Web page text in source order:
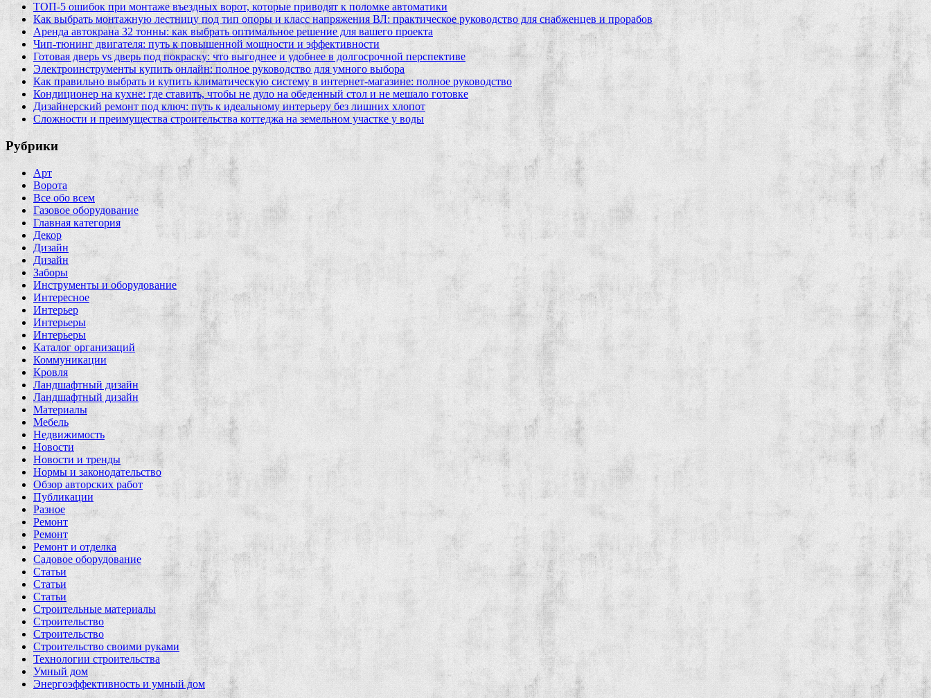
ТОП-5 ошибок при монтаже въездных ворот, которые приводят к поломке автоматики
Как выбрать монтажную лестницу под тип опоры и класс напряжения ВЛ: практическое руководство для снабженцев и прорабов
Аренда автокрана 32 тонны: как выбрать оптимальное решение для вашего проекта
Чип‑тюнинг двигателя: путь к повышенной мощности и эффективности
Готовая дверь vs дверь под покраску: что выгоднее и удобнее в долгосрочной перспективе
Электроинструменты купить онлайн: полное руководство для умного выбора
Как правильно выбрать и купить климатическую систему в интернет‑магазине: полное руководство
Кондиционер на кухне: где ставить, чтобы не дуло на обеденный стол и не мешало готовке
Дизайнерский ремонт под ключ: путь к идеальному интерьеру без лишних хлопот
Сложности и преимущества строительства коттеджа на земельном участке у воды
Рубрики
Арт
Ворота
Все обо всем
Газовое оборудование
Главная категория
Декор
Дизайн
Дизайн
Заборы
Инструменты и оборудование
Интересное
Интерьер
Интерьеры
Интерьеры
Каталог организаций
Коммуникации
Кровля
Ландшафтный дизайн
Ландшафтный дизайн
Материалы
Мебель
Недвижимость
Новости
Новости и тренды
Нормы и законодательство
Обзор авторских работ
Публикации
Разное
Ремонт
Ремонт
Ремонт и отделка
Садовое оборудование
Статьи
Статьи
Статьи
Строительные материалы
Строительство
Строительство
Строительство своими руками
Технологии строительства
Умный дом
Энергоэффективность и умный дом